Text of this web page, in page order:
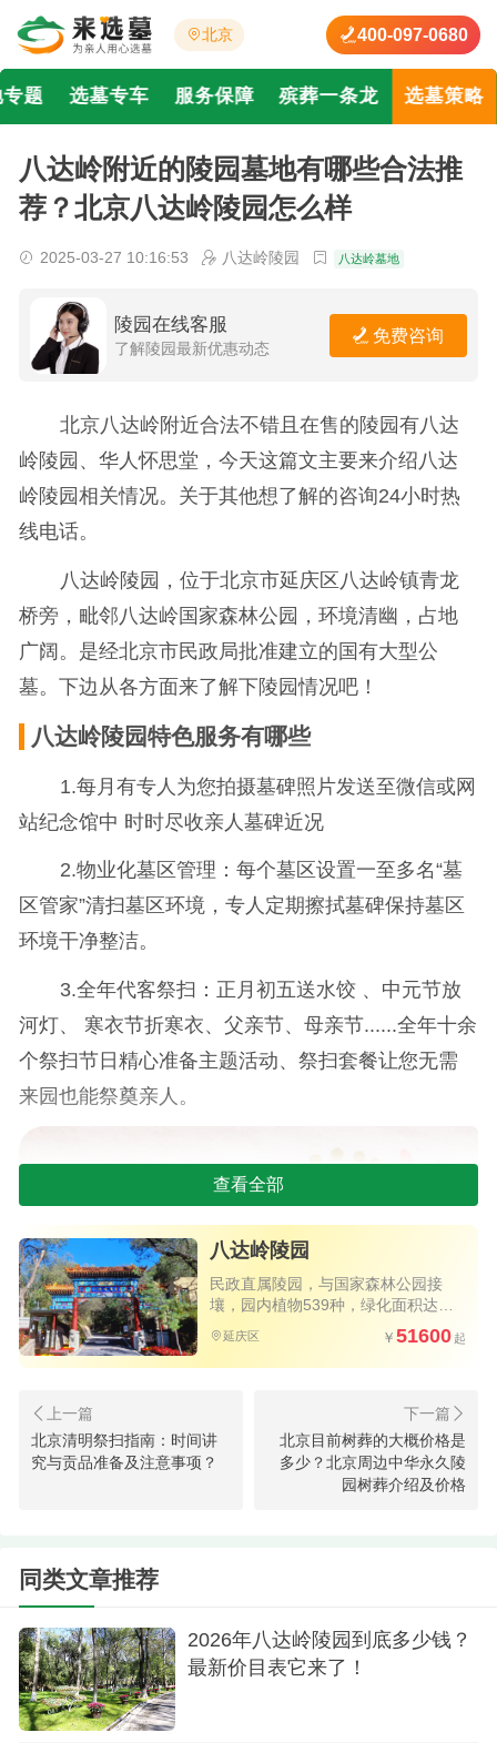
北京 400-097-0680
题 选墓专车 服务保障 殡葬一条龙 选墓策略
八达岭附近的陵园墓地有哪些合法推
荐？北京八达岭陵园怎么样
2025-03-27 10:16:53 八达岭陵园 八达岭墓地
陵园在线客服
了解陵园最新优惠动态
免费咨询
北京八达岭附近合法不错且在售的陵园有八达
岭陵园、华人怀思堂，今天这篇文主要来介绍八达
岭陵园相关情况。关于其他想了解的咨询24小时热
线电话。
八达岭陵园，位于北京市延庆区八达岭镇青龙
桥旁，毗邻八达岭国家森林公园，环境清幽，占地
广阔。是经北京市民政局批准建立的国有大型公
墓。下边从各方面来了解下陵园情况吧！
八达岭陵园特色服务有哪些
1.每月有专人为您拍摄墓碑照片发送至微信或网
站纪念馆中 时时尽收亲人墓碑近况
2.物业化墓区管理：每个墓区设置一至多名“墓
区管家”清扫墓区环境，专人定期擦拭墓碑保持墓区
环境干净整洁。
3.全年代客祭扫：正月初五送水饺 、中元节放
河灯、 寒衣节折寒衣、父亲节、母亲节......全年十余
个祭扫节日精心准备主题活动、祭扫套餐让您无需
来园也能祭奠亲人。
扫墓
查看全部
八达岭陵园
民政直属陵园，与国家森林公园接
壤，园内植物539种，绿化面积达
延庆区 51600
北京清明祭扫指南：时间讲
究与贡品准备及注意事项？
北京目前树葬的大概价格是
多少？北京周边中华永久陵
园树葬介绍及价格
同类文章推荐
2026年八达岭陵园到底多少钱？
最新价目表它来了！